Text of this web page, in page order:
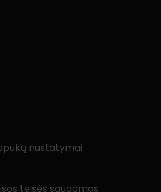
nustatymai
teisės saugomos